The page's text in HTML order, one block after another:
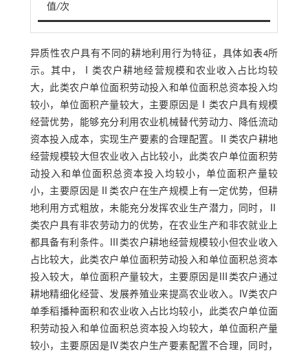
值/次
异质性农户具有不同的耕地利用行为特征，具体如 表4所
示。其中，Ⅰ类农户耕地经营规模和农业收入占比均较
大，此类农户单位面积劳动投入和单位面积总资本投入均
较小，单位面积产量较大，主要原因是Ⅰ类农户具有规模
经营优势，能够充分利用农业机械替代劳动力、降低流动
资本投入成本，实现生产要素的合理配置。Ⅱ类农户耕地
经营规模较大但农业收入占比较小，此类农户单位面积劳
动投入和单位面积总资本投入均较小，单位面积产量较
小，主要原因是Ⅱ类农户在生产规模上有一定优势，但耕
地利用方式粗放，未能充分发挥农业生产潜力，同时，Ⅱ
类农户具有非农劳动力的优势，在农业生产和非农就业上
都具备有利条件。Ⅲ类农户耕地经营规模较小但农业收入
占比较大，此类农户单位面积劳动投入和单位面积总资本
投入较大，单位面积产量较大，主要原因是Ⅲ类农户通过
耕地精细化经营、发展养殖业来提高农业收入。Ⅳ类农户
单季稻播种面积和农业收入占比均较小，此类农户单位面
积劳动投入和单位面积总资本投入均较大，单位面积产量
较小，主要原因是Ⅳ类农户生产要素配置不合理，同时，